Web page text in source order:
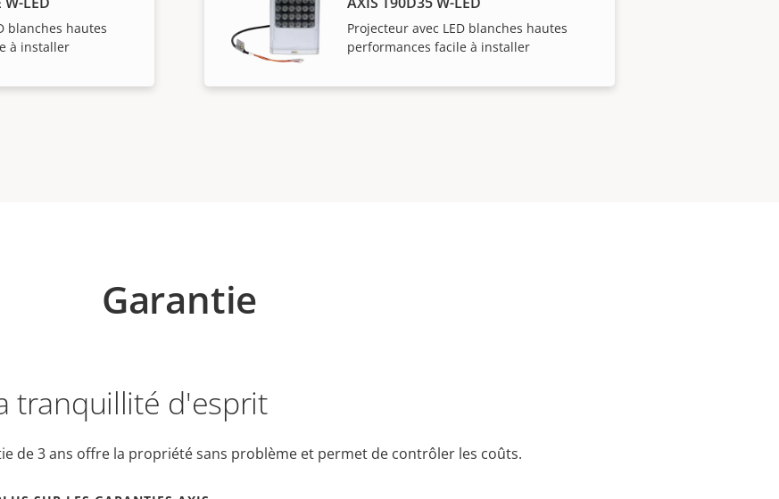
blanches hautes
à installer
Projecteur avec LED blanches hautes
performances facile à installer
Garantie
tranquillité d'esprit
de 3 ans offre la propriété sans problème et permet de contrôler les coûts.